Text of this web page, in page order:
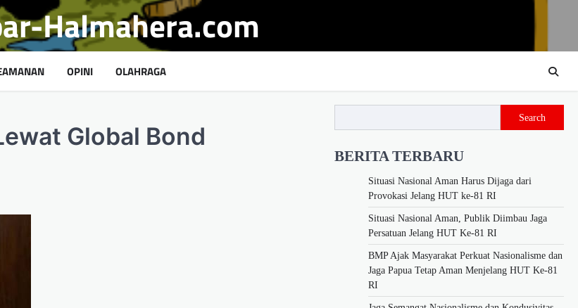
Halmahera.com
OPINI OLAHRAGA
Global Bond
Search
BERITA TERBARU
Situasi Nasional Aman Harus Dijaga dari
Provokasi Jelang HUT ke-81 RI
Situasi Nasional Aman, Publik Diimbau Jaga
Persatuan Jelang HUT Ke-81 RI
BMP Ajak Masyarakat Perkuat Nasionalisme dan
Jaga Papua Tetap Aman Menjelang HUT Ke-81
RI